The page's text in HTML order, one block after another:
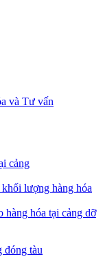
và Tư vấn
cảng
lượng hàng hóa
hàng hóa tại cảng dỡ
đóng tàu